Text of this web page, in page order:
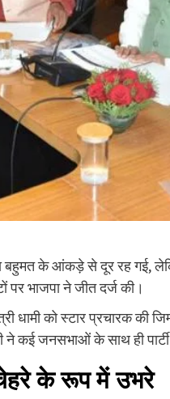
बहुमत के आंकड़े से दूर रह गई,
पर भाजपा ने जीत दर्ज की।
धामी को स्टार प्रचारक की
ने कई जनसभाओं के साथ ही
के रूप में उभरे